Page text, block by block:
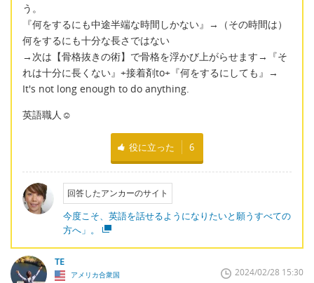
う。
『何をするにも中途半端な時間しかない』→（その時間は）
何をするにも十分な長さではない
→次は【骨格抜きの術】で骨格を浮かび上がらせます→『そ
れは十分に長くない』+接着剤to+『何をするにしても』→
It's not long enough to do anything.
英語職人☺
役に立った 6
回答したアンカーのサイト
今度こそ、英語を話せるようになりたいと願うすべての
方へ」。
TE
アメリカ合衆国 2024/02/28 15:30